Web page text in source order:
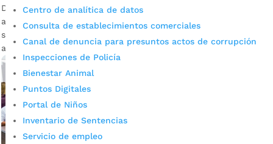
Centro de analítica de datos
Consulta de establecimientos comerciales
Canal de denuncia para presuntos actos de corrupción
Inspecciones de Policía
Bienestar Animal
Puntos Digitales
Portal de Niños
Inventario de Sentencias
Servicio de empleo
Desde ya, el Gobierno del alcalde Juan Carlos Cárdenas
aseguró que en las próximas fiestas decembrina, la capital
santandereana se vuelva a vestir de color y luz para cautivar
a los bumangueses con el alumbrado navideño.